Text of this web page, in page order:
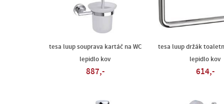
tesa luup souprava kartáč na WC
lepidlo kov
887,-
tesa luup držák
lepidlo kov
614,-